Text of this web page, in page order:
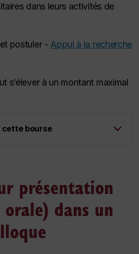
dans leurs activités de
postuler - Appui à la recherche
s’élever à un montant maximal
cette bourse
présentation
dans un